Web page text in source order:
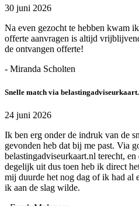
30 juni 2026
Na even gezocht te hebben kwam
offerte aanvragen is altijd
de ontvangen offerte!
- Miranda Scholten
Snelle match via
24 juni 2026
Ik ben erg onder de indruk van de
gevonden heb dat bij me past. Via
belastingadviseurkaart.nl terecht,
degelijk uit dus toen heb ik direct
mij duurde het nog dag of ik had al
ik aan de slag wilde.